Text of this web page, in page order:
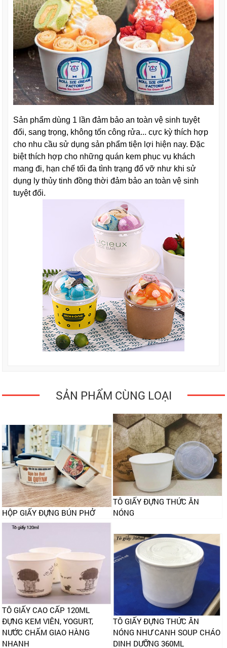
Sản phẩm dùng 1 lần đảm bảo an toàn vệ sinh tuyệt
đối, sang trọng, không tốn công rửa... cực kỳ thích hợp
cho nhu cầu sử dụng sản phẩm tiện lợi hiện nay. Đặc
biệt thích hợp cho những quán kem phục vụ khách
mang đi, hạn chế tối đa tình trạng đổ vỡ như khi sử
dụng ly thủy tinh đồng thời đảm bảo an toàn vệ sinh
tuyệt đối.
SẢN PHẨM CÙNG LOẠI
HỘP GIẤY ĐỰNG BÚN PHỞ
TÔ GIẤY ĐỰNG THỨC ĂN
NÓNG
TÔ GIẤY CAO CẤP 120ML
ĐỰNG KEM VIÊN, YOGURT,
NƯỚC CHẤM GIAO HÀNG
NHANH
TÔ GIẤY ĐỰNG THỨC ĂN
NÓNG NHƯ CANH SOUP CHÁO
DINH DƯỠNG 360ML